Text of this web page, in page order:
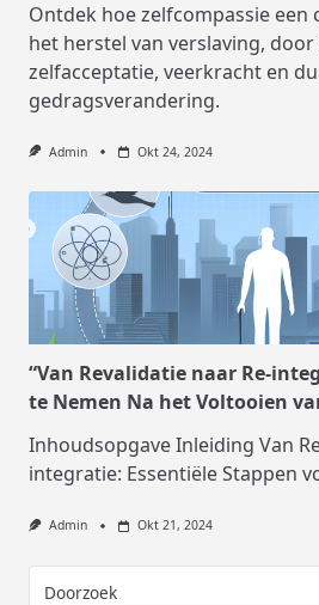
Ontdek hoe zelfcompassie een
het herstel van verslaving,
zelfacceptatie, veerkracht en
gedragsverandering.
Admin Okt 24, 2024
“Van Revalidatie naar Re-
te Nemen Na het Voltooien
Inhoudsopgave Inleiding Van
integratie: Essentiële Stappen
Admin Okt 21, 2024
Doorzoek